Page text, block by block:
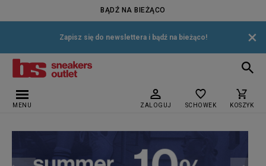
BĄDŹ NA BIEŻĄCO
Zapisz się do newslettera i bądź na bieżąco! ×
MENU ZALOGUJ SCHOWEK KOSZYK